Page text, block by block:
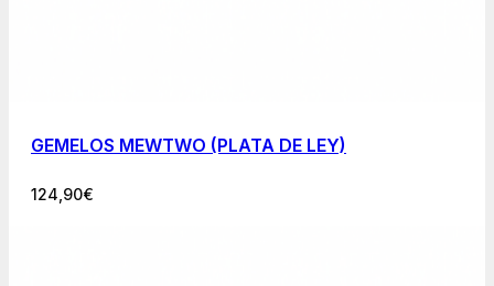
GEMELOS MEWTWO (PLATA DE LEY)
124,90€